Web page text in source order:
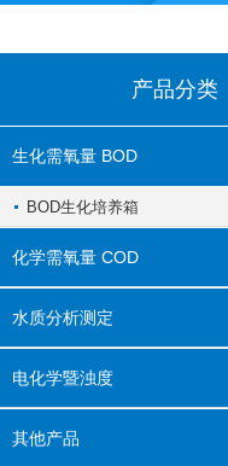
产品分类
生化需氧量 BOD
BOD生化培养箱
化学需氧量 COD
水质分析测定
电化学暨浊度
其他产品